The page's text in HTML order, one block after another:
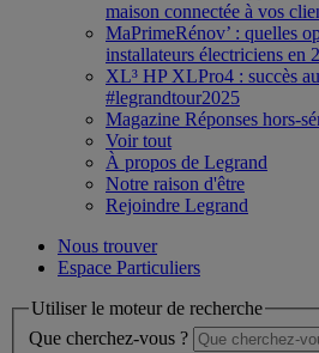
maison connectée à vos
MaPrimeRénov’ : quelles
installateurs électriciens en
XL³ HP XLPro4 : succès
#legrandtour2025
Magazine Réponses hors-
Voir tout
À propos de Legrand
Notre raison d'être
Rejoindre Legrand
Nous trouver
Espace Particuliers
Utiliser le moteur de recherche
Que cherchez-vous ?